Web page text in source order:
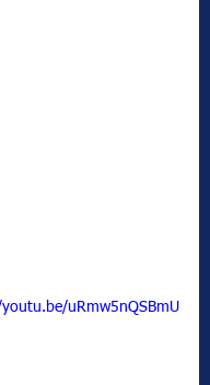
uRmw5nQSBmU